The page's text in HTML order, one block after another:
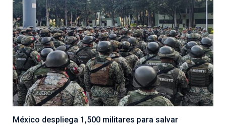
México despliega 1,500 militares para salvar